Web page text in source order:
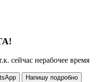
сейчас нерабочее время
Напишу подробно